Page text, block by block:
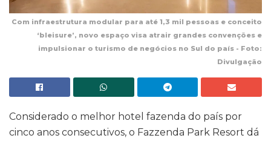
Com infraestrutura modular para até 1,3 mil pessoas e conceito
‘bleisure’, novo espaço visa atrair grandes convenções e
impulsionar o turismo de negócios no Sul do país - Foto:
Divulgação
Considerado o melhor hotel fazenda do país por
cinco anos consecutivos, o Fazzenda Park Resort dá